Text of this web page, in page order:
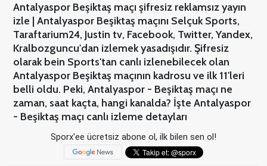
Antalyaspor Beşiktaş maçı şifresiz reklamsız yayın
izle | Antalyaspor Beşiktaş maçını Selçuk Sports,
Taraftarium24, Justin tv, Facebook, Twitter, Yandex,
Kralbozguncu'dan izlemek yasadışıdır. Şifresiz
olarak bein Sports'tan canlı izlenebilecek olan
Antalyaspor Beşiktaş maçının kadrosu ve ilk 11'leri
belli oldu. Peki, Antalyaspor - Beşiktaş maçı ne
zaman, saat kaçta, hangi kanalda? İşte Antalyaspor
- Beşiktaş maçı canlı izleme detayları
Sporx'ee ücretsiz abone ol, ilk bilen sen ol!